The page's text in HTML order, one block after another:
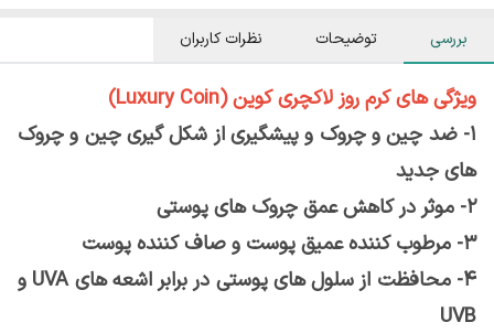
بررسی توضیحات نظرات کاربران
ویژگی های کرم روز لاکچری کوین (Luxury Coin)
1- ضد چین و چروک و پیشگیری از شکل گیری چین و چروک
های جدید
2- موثر در کاهش عمق چروک های پوستی
3- مرطوب کننده عمیق پوست و صاف کننده پوست
4- محافظت از سلول های پوستی در برابر اشعه های UVA و
UVB